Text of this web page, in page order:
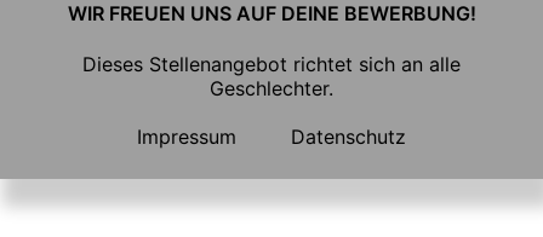
WIR FREUEN UNS AUF DEINE BEWERBUNG!
Dieses Stellenangebot richtet sich an alle
Geschlechter.
Impressum
Datenschutz